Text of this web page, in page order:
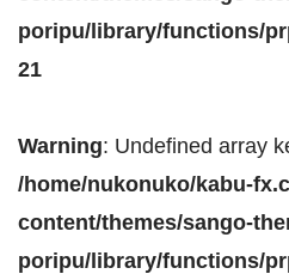
poripu/library/functions/
21
Warning: Undefined array
/home/nukonuko/kabu-
content/themes/sango-
poripu/library/functions/